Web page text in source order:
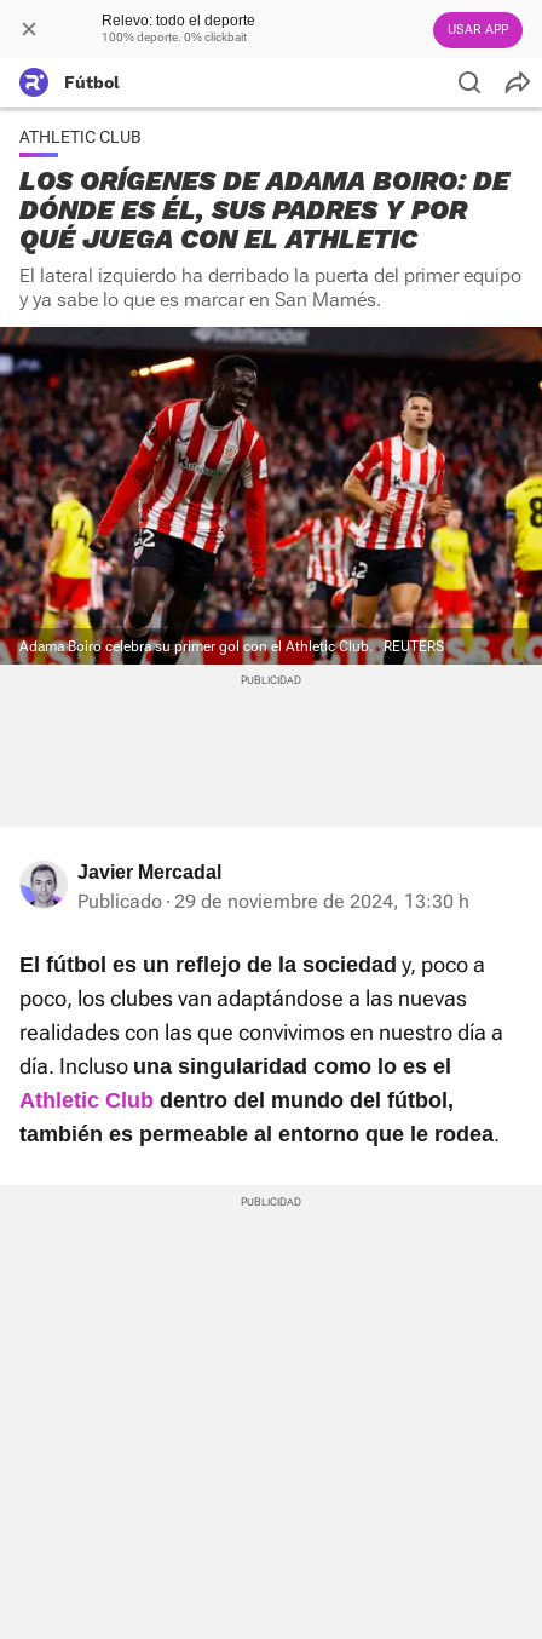
Relevo: todo el deporte
100% deporte. 0% clickbait USAR APP
Fútbol
ATHLETIC CLUB
LOS ORÍGENES DE ADAMA BOIRO: DE
DÓNDE ES ÉL, SUS PADRES Y POR
QUÉ JUEGA CON EL ATHLETIC
El lateral izquierdo ha derribado la puerta del primer equipo
y ya sabe lo que es marcar en San Mamés.
Adama Boiro celebra su primer gol con el Athletic Club. REUTERS
Javier Mercadal
Publicado 29 de noviembre de 2024, 13:30 h
El fútbol es un reflejo de la sociedad y, poco a
poco, los clubes van adaptándose a las nuevas
realidades con las que convivimos en nuestro día a
día. Incluso una singularidad como lo es el
Athletic Club dentro del mundo del fútbol,
también es permeable al entorno que le rodea.